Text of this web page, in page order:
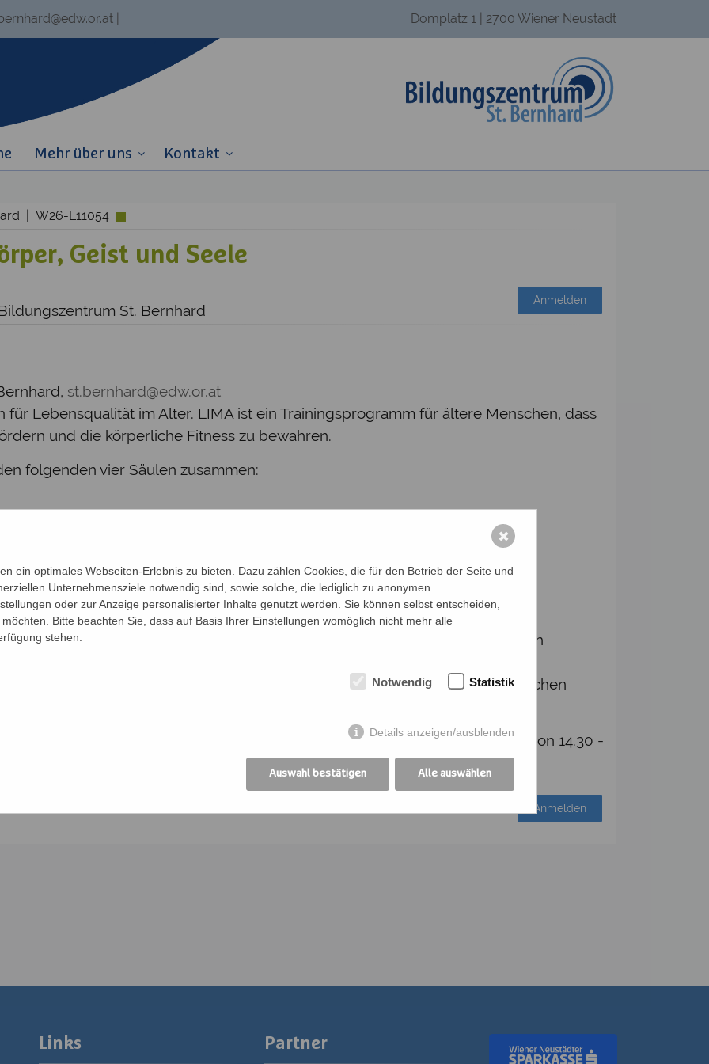
Domplatz 1 | 2700 Wiener Neustadt
Mehr über uns Kontakt
| W26-L11054
Geist und Seele
St. Bernhard
Anmelden
st.bernhard@edw.or.at
für Lebensqualität im Alter. LIMA ist ein Trainingsprogramm für ältere Menschen, dass
und die körperliche Fitness zu bewahren.
folgenden vier Säulen zusammen:
ein ganzheitliches Aktivieren des Körpers. Es gibt Tipps und Übungen für ein
und die Merkfähigkeit. Mit Hilfe von Bewegungsübungen trainieren wir
Wir setzen uns mit Fragen rund um das Älterwerden auseinander, tauschen
aus und beschäftigen uns mit Sinn- und Glaubensfragen.
jederzeit möglich, in die Gruppe einzusteigen. TERMIN: 14-tägig mittwochs von 14.30 -
/ € 10,- mit St. Bernhard_CARD
Anmelden
Links Partner
ein optimales Webseiten-Erlebnis zu bieten. Dazu zählen Cookies, die für den Betrieb der Seite und
Unternehmensziele notwendig sind, sowie solche, die lediglich zu anonymen
oder zur Anzeige personalisierter Inhalte genutzt werden. Sie können selbst entscheiden,
Bitte beachten Sie, dass auf Basis Ihrer Einstellungen womöglich nicht mehr alle
stehen.
Notwendig Statistik
Details anzeigen/ausblenden
Auswahl bestätigen Alle auswählen
✖